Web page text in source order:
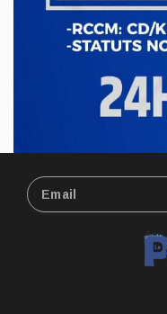
ECONOMIE &
RDC : hausse
nouvelle